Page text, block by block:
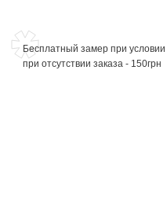
Бесплатный замер при
при отсутствии заказа - 150грн